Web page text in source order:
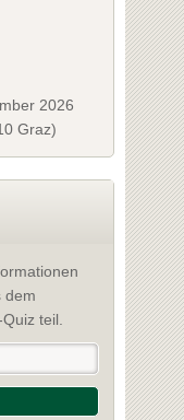
2026
Graz)
dem
teil.